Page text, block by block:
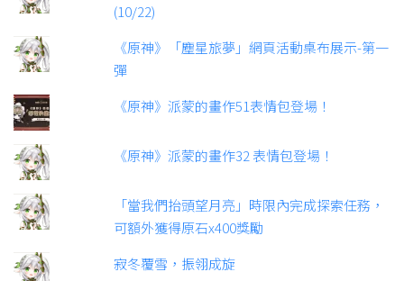
(10/22)
《原神》「塵星旅夢」網頁活動桌布展示-第一
彈
《原神》派蒙的畫作51表情包登場！
《原神》派蒙的畫作32 表情包登場！
「當我們抬頭望月亮」時限內完成探索任務，
可額外獲得原石x400獎勵
寂冬覆雪，振翎成旋